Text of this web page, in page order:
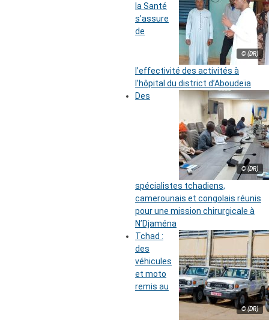
© (DR)
la Santé
s’assure
de
l’effectivité des activités à
l’hôpital du district d’Aboudeïa
© (DR)
Des
spécialistes tchadiens,
camerounais et congolais réunis
pour une mission chirurgicale à
N’Djaména
© (DR)
Tchad :
des
véhicules
et moto
remis au